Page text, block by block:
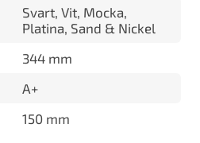
Svart, Vit, Mocka,
Platina, Sand & Nickel
344 mm
A+
150 mm